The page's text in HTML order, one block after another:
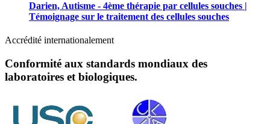
Darien, Autisme - 4ème thérapie par cellules souches |
Témoignage sur le traitement des cellules souches
Accrédité internationalement
Conformité aux standards mondiaux des
laboratoires et biologiques.